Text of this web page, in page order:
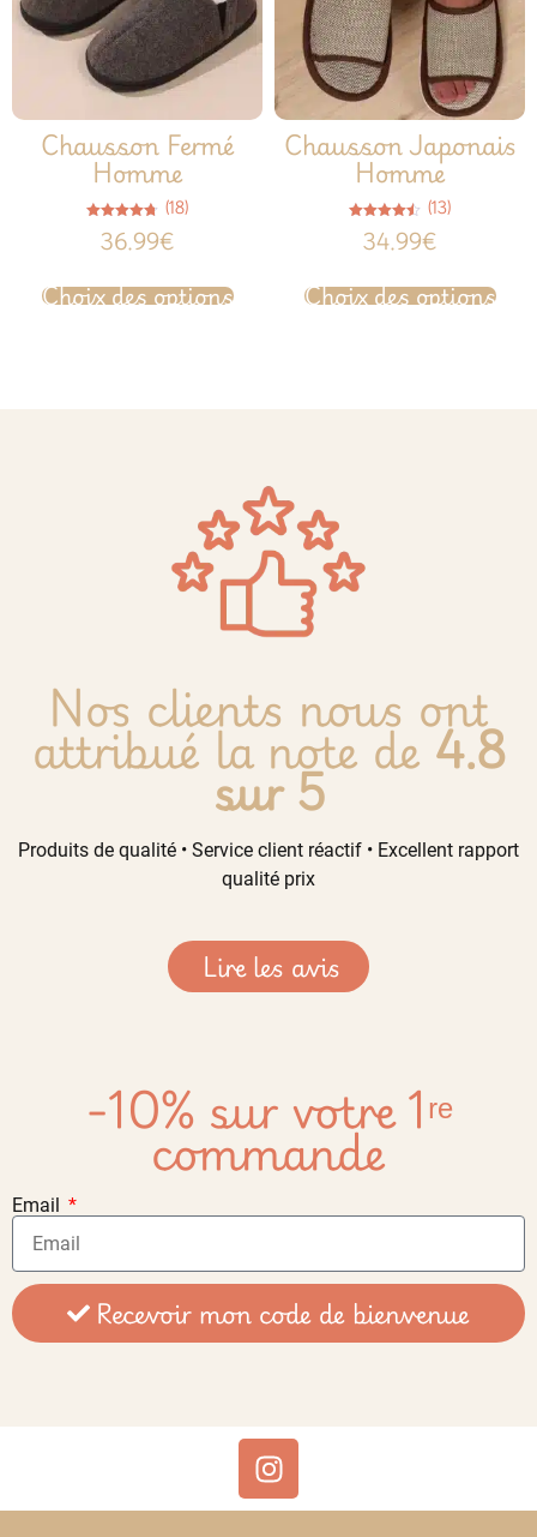
Chausson Fermé
Homme
4.72
sur 5
(18)
36.99€
Choix des options
Chausson Japonais
Homme
4.46
sur 5
(13)
34.99€
Choix des options
Nos clients nous ont
attribué la note de4.8
sur 5
Produits de qualité • Service client réactif • Excellent rapport
qualité prix
Lire les avis
-10% sur votre 1ʳᵉ
commande
Email
Recevoir mon code de bienvenue